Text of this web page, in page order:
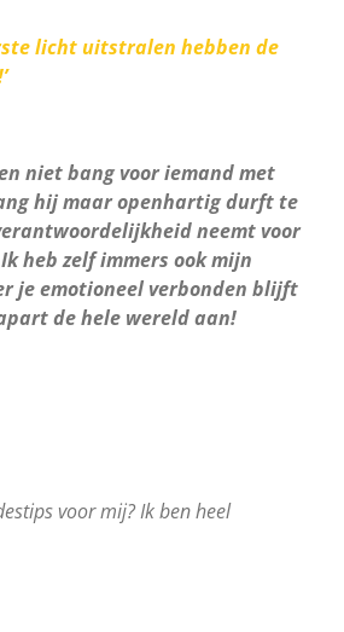
licht uitstralen hebben de
niet bang voor iemand met
hij maar openhartig durft te
neemt voor
heb zelf immers ook mijn
je emotioneel verbonden blijft
de hele wereld aan!
voor mij? Ik ben heel